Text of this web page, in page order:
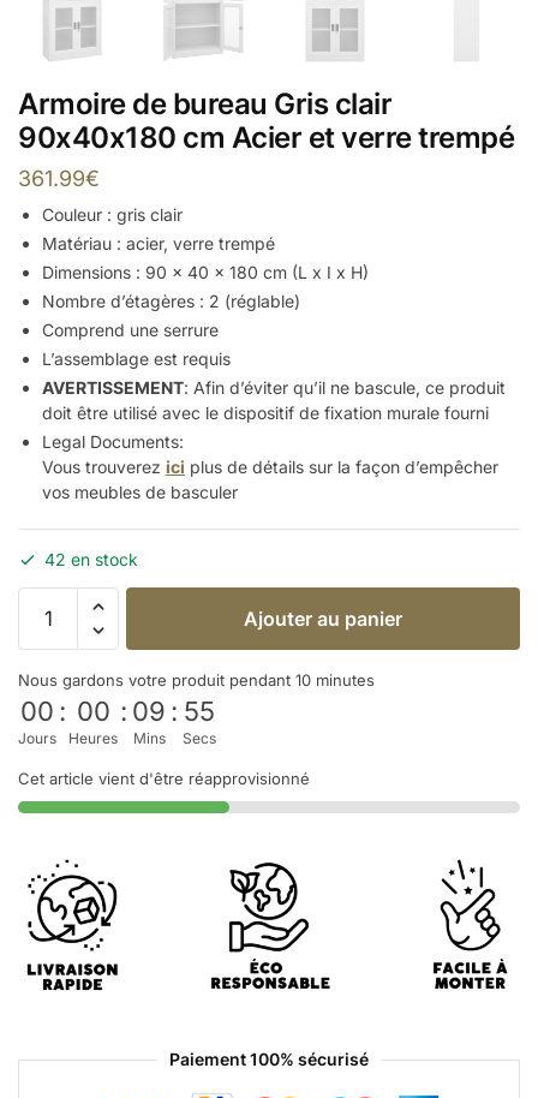
Armoire de bureau Gris clair
90x40x180 cm Acier et verre trempé
361.99€
Couleur : gris clair
Matériau : acier, verre trempé
Dimensions : 90 x 40 x 180 cm (L x I x H)
Nombre d’étagères : 2 (réglable)
Comprend une serrure
L’assemblage est requis
AVERTISSEMENT: Afin d’éviter qu’il ne bascule, ce produit
doit être utilisé avec le dispositif de fixation murale fourni
Legal Documents:
Vous trouverez ici plus de détails sur la façon d’empêcher
vos meubles de basculer
42 en stock
Ajouter au panier
Nous gardons votre produit pendant 10 minutes
00
Jours
: 00
Heures
: 09
Mins
: 54
Secs
Cet article vient d'être réapprovisionné
Paiement 100% sécurisé